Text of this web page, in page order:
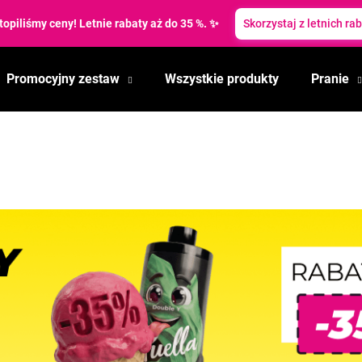
ceny! Letnie rabaty aż do 35 %. ✨ Skorzystaj z letnich
Promocyjny zestaw Wszystkie produkty Pranie
Czego szukasz?